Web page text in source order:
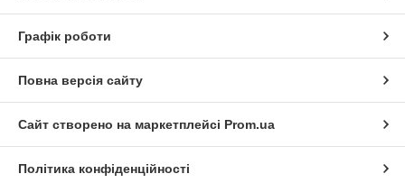
Графік роботи
Повна версія сайту
Сайт створено на маркетплейсі Prom.ua
Політика конфіденційності